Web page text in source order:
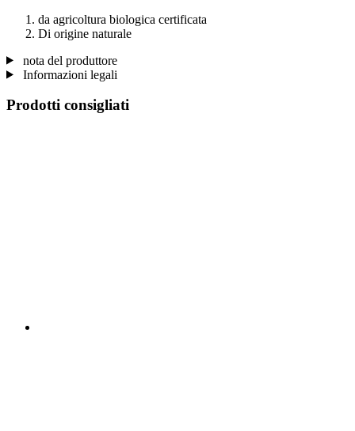
da agricoltura biologica certificata
Di origine naturale
nota del produttore
Informazioni legali
Prodotti consigliati